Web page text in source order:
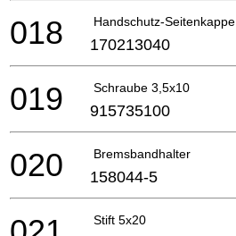
Handschutz-Seitenkappe
018 170213040
Schraube 3,5x10
019 915735100
Bremsbandhalter
020 158044-5
Stift 5x20